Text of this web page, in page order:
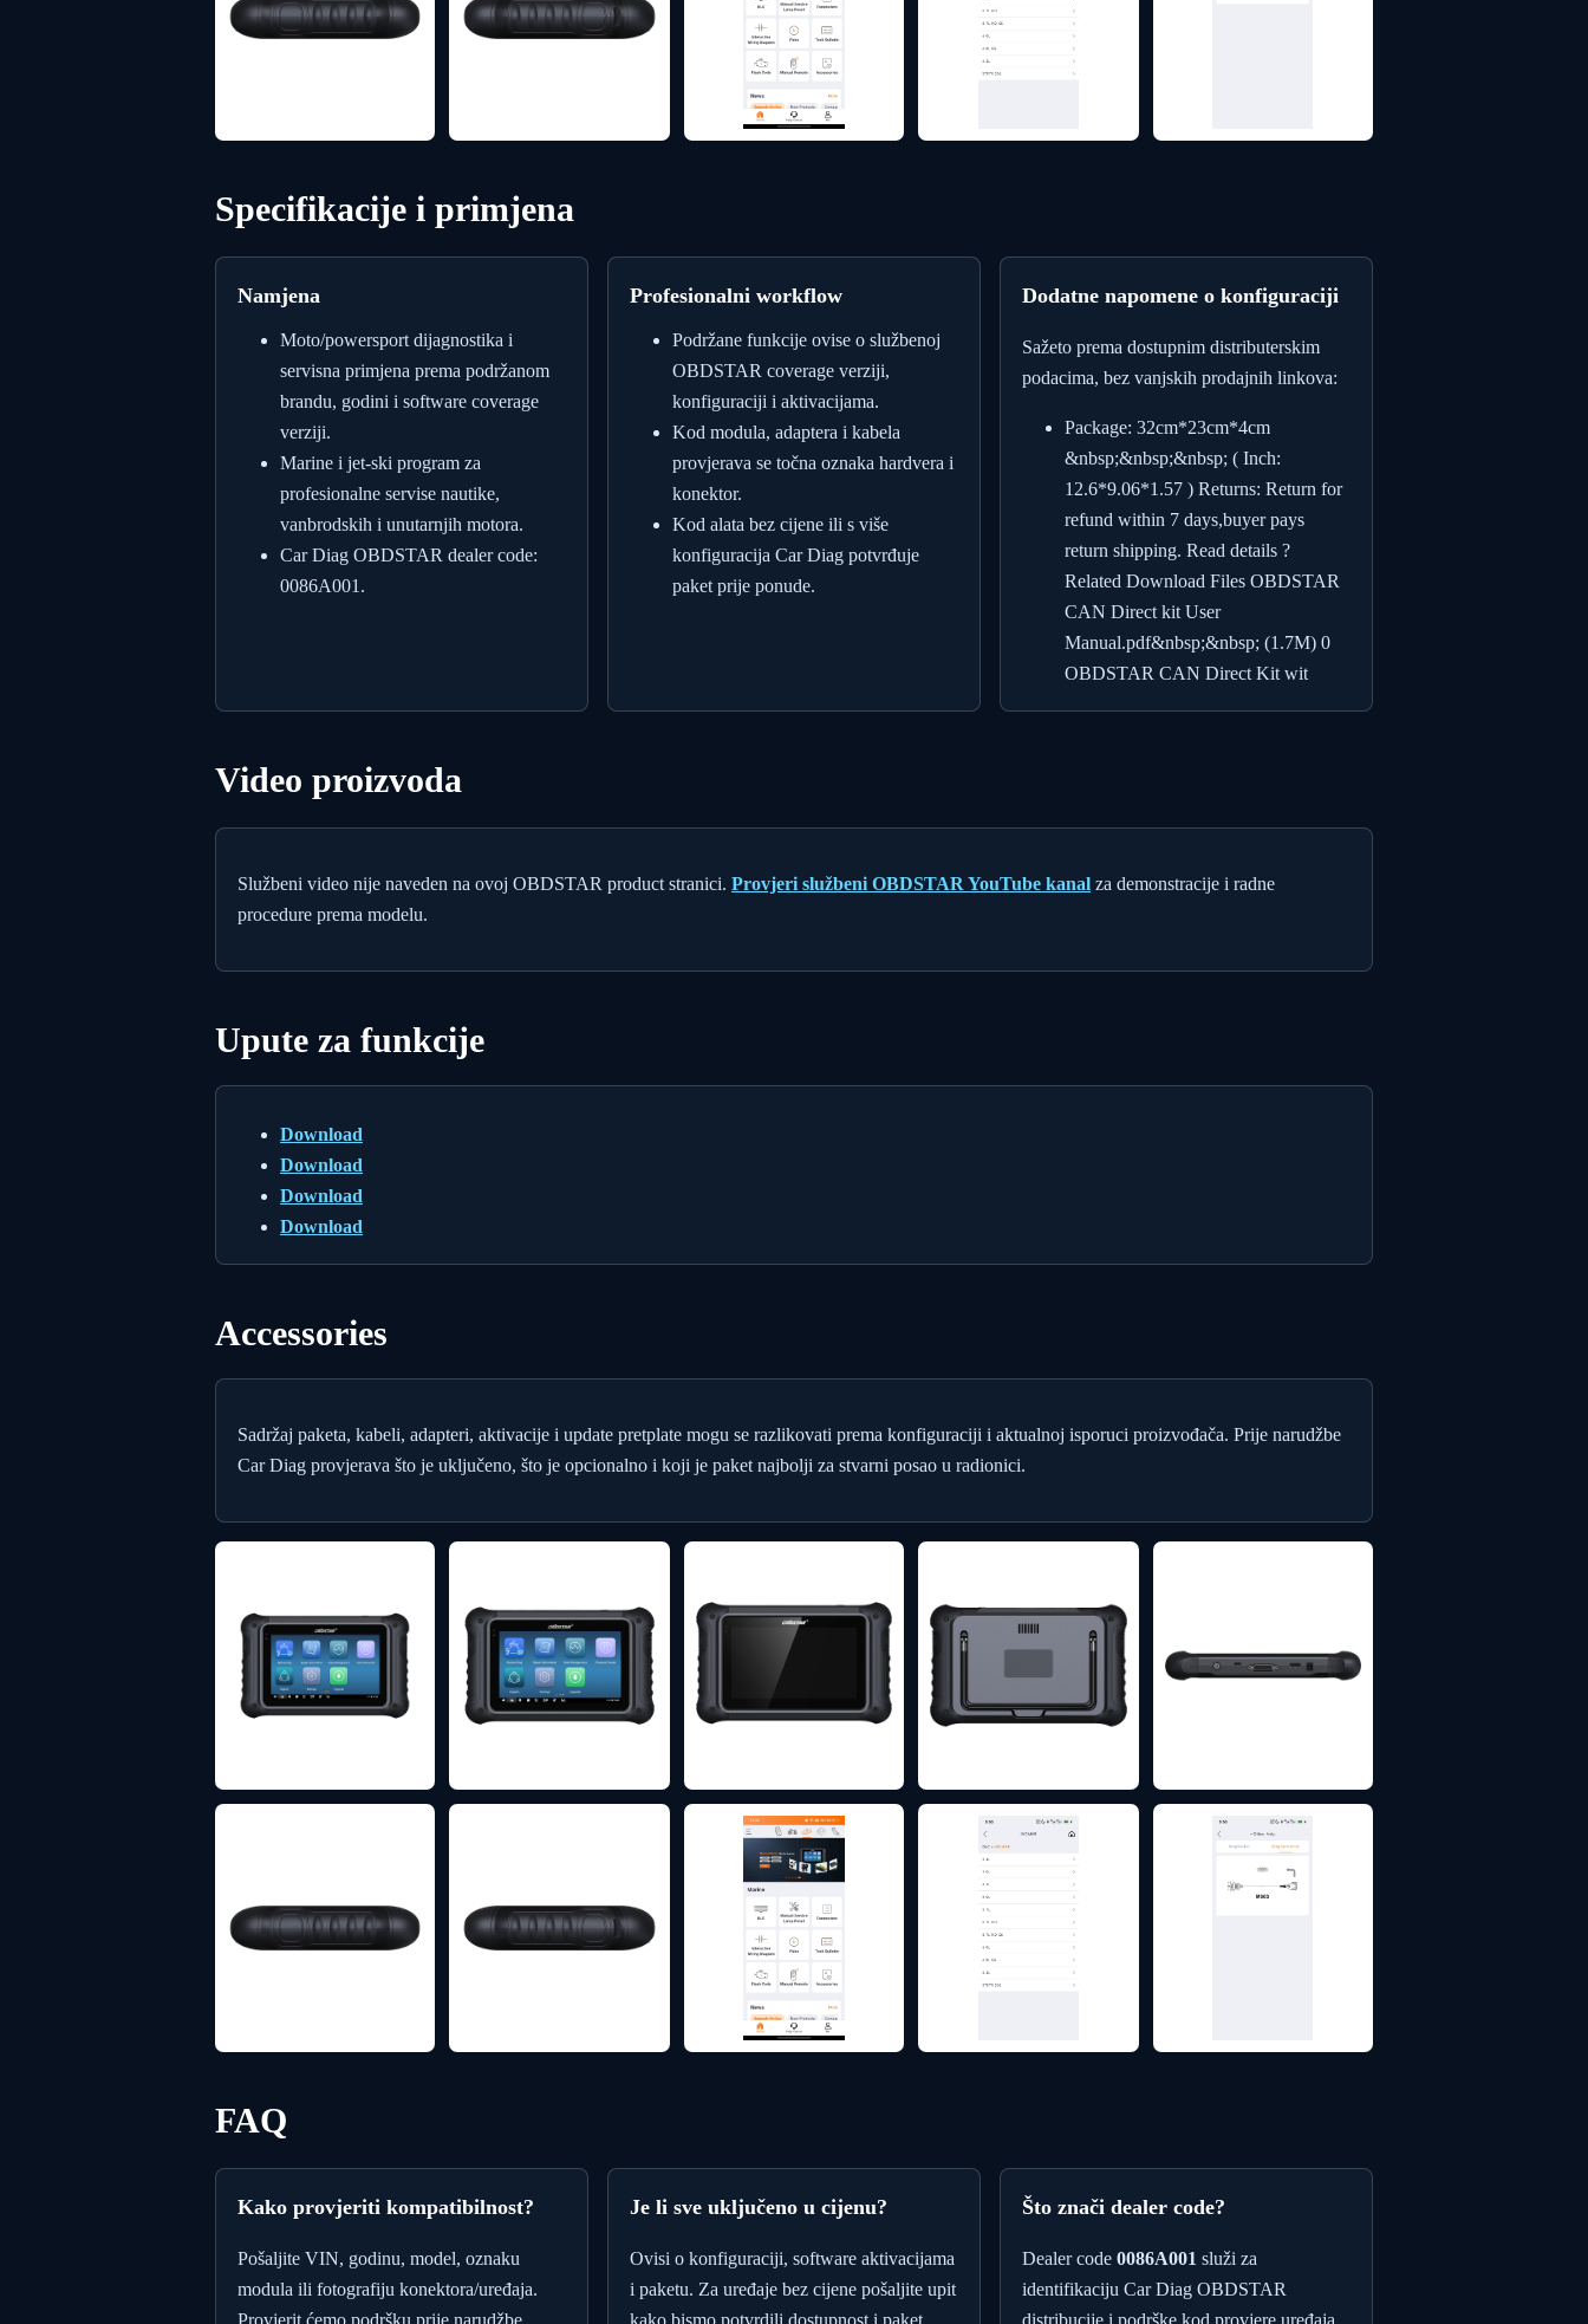
Specifikacije i primjena
Namjena
Moto/powersport dijagnostika i
servisna primjena prema podržanom
brandu, godini i software coverage
verziji.
Marine i jet-ski program za
profesionalne servise nautike,
vanbrodskih i unutarnjih motora.
Car Diag OBDSTAR dealer code:
0086A001.
Profesionalni workflow
Podržane funkcije ovise o službenoj
OBDSTAR coverage verziji,
konfiguraciji i aktivacijama.
Kod modula, adaptera i kabela
provjerava se točna oznaka hardvera i
konektor.
Kod alata bez cijene ili s više
konfiguracija Car Diag potvrđuje
paket prije ponude.
Dodatne napomene o konfiguraciji
Sažeto prema dostupnim distributerskim
podacima, bez vanjskih prodajnih linkova:
Package: 32cm*23cm*4cm
&nbsp;&nbsp;&nbsp; ( Inch:
12.6*9.06*1.57 ) Returns: Return for
refund within 7 days,buyer pays
return shipping. Read details ?
Related Download Files OBDSTAR
CAN Direct kit User
Manual.pdf&nbsp;&nbsp; (1.7M) 0
OBDSTAR CAN Direct Kit wit
Video proizvoda
Službeni video nije naveden na ovoj OBDSTAR product stranici. Provjeri službeni OBDSTAR YouTube kanal za demonstracije i radne
procedure prema modelu.
Upute za funkcije
Download
Download
Download
Download
Accessories
Sadržaj paketa, kabeli, adapteri, aktivacije i update pretplate mogu se razlikovati prema konfiguraciji i aktualnoj isporuci proizvođača. Prije narudžbe
Car Diag provjerava što je uključeno, što je opcionalno i koji je paket najbolji za stvarni posao u radionici.
FAQ
Kako provjeriti kompatibilnost?
Pošaljite VIN, godinu, model, oznaku
modula ili fotografiju konektora/uređaja.
Provjerit ćemo podršku prije narudžbe.
Je li sve uključeno u cijenu?
Ovisi o konfiguraciji, software aktivacijama
i paketu. Za uređaje bez cijene pošaljite upit
kako bismo potvrdili dostupnost i paket.
Što znači dealer code?
Dealer code 0086A001 služi za
identifikaciju Car Diag OBDSTAR
distribucije i podrške kod provjere uređaja,